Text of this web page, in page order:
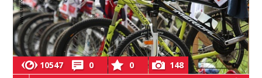
10547 0 0 148